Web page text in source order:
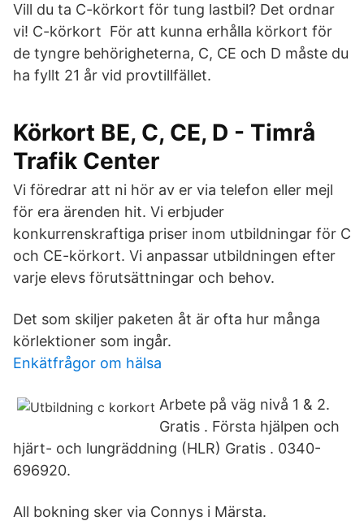
Vill du ta C-körkort för tung lastbil? Det ordnar
vi! C-körkort För att kunna erhålla körkort för
de tyngre behörigheterna, C, CE och D måste du
ha fyllt 21 år vid provtillfället.
Körkort BE, C, CE, D - Timrå
Trafik Center
Vi föredrar att ni hör av er via telefon eller mejl
för era ärenden hit. Vi erbjuder
konkurrenskraftiga priser inom utbildningar för C
och CE-körkort. Vi anpassar utbildningen efter
varje elevs förutsättningar och behov.
Det som skiljer paketen åt är ofta hur många
körlektioner som ingår.
Enkätfrågor om hälsa
Arbete på väg nivå 1 & 2.
Gratis . Första hjälpen och
hjärt- och lungräddning (HLR) Gratis . 0340-
696920.
All bokning sker via Connys i Märsta.